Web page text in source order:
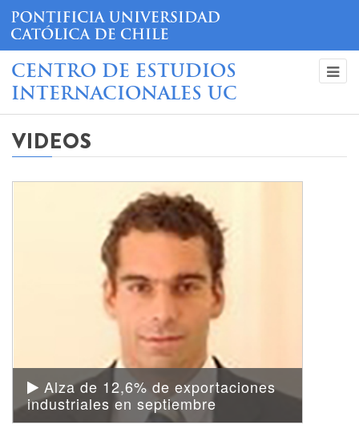
CENTRO DE ESTUDIOS
INTERNACIONALES UC
VIDEOS
Alza de 12,6% de exportaciones
industriales en septiembre